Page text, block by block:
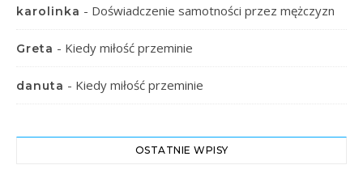
karolinka - Doświadczenie samotności przez mężczyzn
Greta - Kiedy miłość przeminie
danuta - Kiedy miłość przeminie
OSTATNIE WPISY